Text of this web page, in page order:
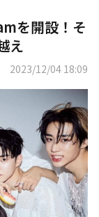
を開設！そ
え
2023/12/04 18:09